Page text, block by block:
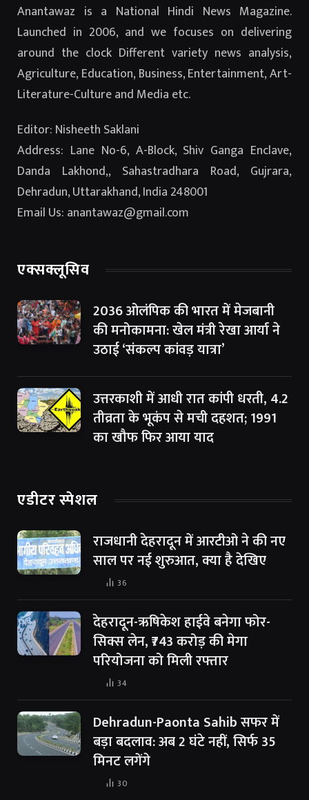
Anantawaz is a National Hindi News Magazine.
Launched in 2006, and we focuses on delivering
around the clock Different variety news analysis,
Agriculture, Education, Business, Entertainment, Art-
Literature-Culture and Media etc.
Editor: Nisheeth Saklani
Address: Lane No-6, A-Block, Shiv Ganga Enclave,
Danda Lakhond,, Sahastradhara Road, Gujrara,
Dehradun, Uttarakhand, India 248001
Email Us: anantawaz@gmail.com
एक्सक्लूसिव
2036 ओलंपिक की भारत में मेजबानी
की मनोकामना: खेल मंत्री रेखा आर्या ने
उठाई ‘संकल्प कांवड़ यात्रा’
उत्तरकाशी में आधी रात कांपी धरती, 4.2
तीव्रता के भूकंप से मची दहशत; 1991
का खौफ फिर आया याद
एडीटर स्पेशल
राजधानी देहरादून में आरटीओ ने की नए
साल पर नई शुरुआत, क्या है देखिए
36
देहरादून-ऋषिकेश हाईवे बनेगा फोर-
सिक्स लेन, ₹743 करोड़ की मेगा
परियोजना को मिली रफ्तार
34
Dehradun-Paonta Sahib सफर में
बड़ा बदलाव: अब 2 घंटे नहीं, सिर्फ 35
मिनट लगेंगे
30